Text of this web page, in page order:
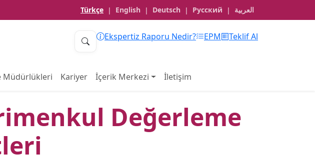
Türkçe | English | Deutsch | Русский | العربية
Ekspertiz Raporu Nedir? EPM Teklif Al
Müdürlükleri Kariyer İçerik Merkezi İletişim
Değerleme